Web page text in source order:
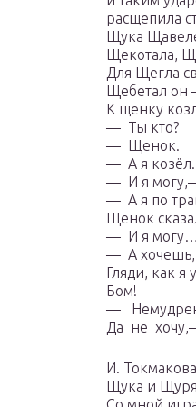
расщепила
Щука
Щекотала,
Для Щегла
Щебетал он
К щенку
— Ты кто?
— Щенок.
— А я козёл.
— И я
— А я по
Щенок
— И я могу…
— А хочешь,
Гляди, как я
Бом!
—
Да не
И. Токмакова
Щука и